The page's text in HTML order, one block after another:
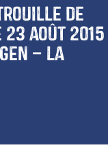
de
août 2015
– La